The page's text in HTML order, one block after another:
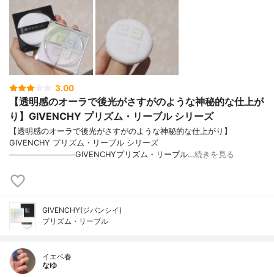
3.00
【透明感のオーラで後光がさすがのような神秘的な仕上が
り】GIVENCHY プリズム・リーブル シリーズ
【透明感のオーラで後光がさすがのような神秘的な仕上がり】
GIVENCHY プリズム・リーブル シリーズ
────────────GIVENCHYプリズム・リーブル…続きを見る
GIVENCHY(ジバンシイ)
プリズム・リーブル
イエベ春
なゆ